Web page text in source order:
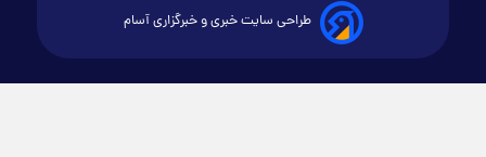
طراحی سایت خبری و خبرگزاری آسام